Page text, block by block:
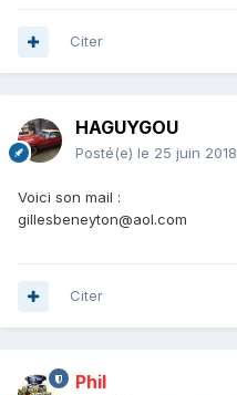
Citer
HAGUYGOU
Posté(e) le 25 juin 2018
Voici son mail :
gillesbeneyton@aol.com
Citer
Phil